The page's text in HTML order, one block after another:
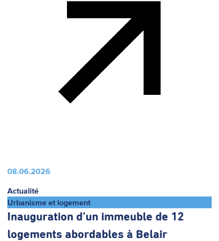
08.06.2026
Actualité
Urbanisme et logement
Inauguration d’un immeuble de 12
logements abordables à Belair